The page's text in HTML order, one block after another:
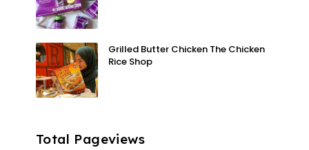
Grilled Butter Chicken The Chicken
Rice Shop
Total Pageviews